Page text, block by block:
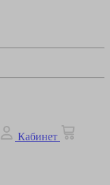
Кабинет